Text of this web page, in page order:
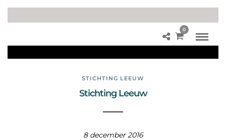
0
STICHTING LEEUW
Stichting Leeuw
8 december 2016